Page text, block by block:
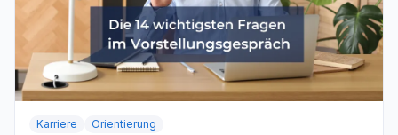
Karriere Orientierung